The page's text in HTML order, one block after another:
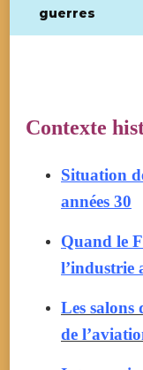
guerres
Contexte
Situation
années 30
Quand le
l’industrie
Les salons
de